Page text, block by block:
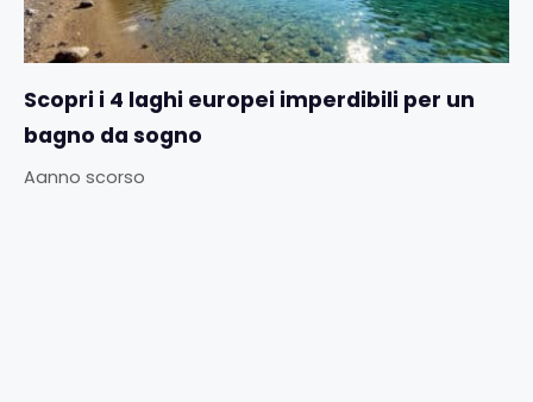
Scopri i 4 laghi europei imperdibili per un
bagno da sogno
Aanno scorso